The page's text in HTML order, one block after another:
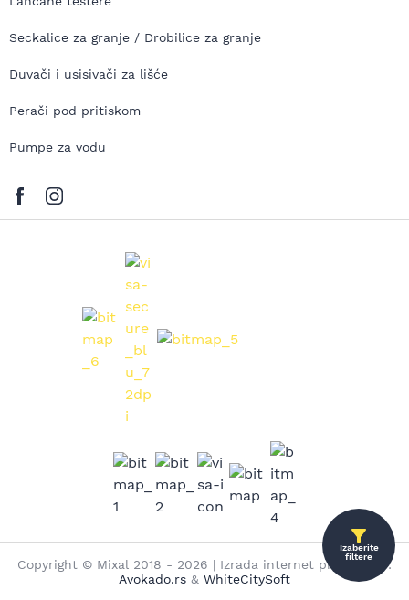
Izaberite
filtere
Seckalice za granje / Drobilice za granje
Duvači i usisivači za lišće
Perači pod pritiskom
Pumpe za vodu
Copyright © Mixal 2018 - 2026 | Izrada internet prodavnice:
Avokado.rs & WhiteCitySoft